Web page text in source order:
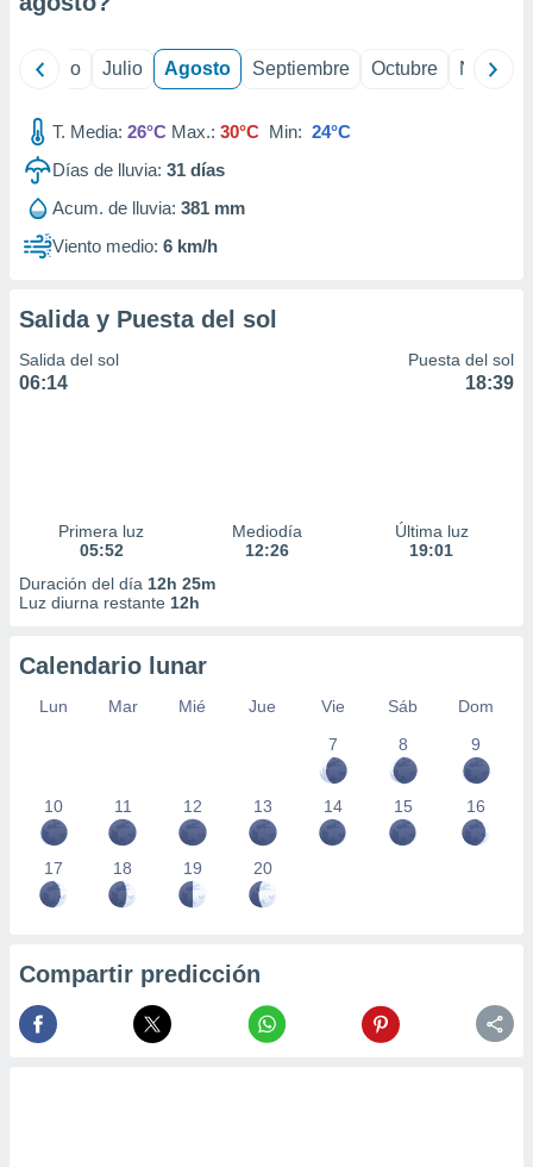
mediante
publicidad
publicidad
1199
Junio Julio Agosto Septiembre Octubre
T. Media: 26°C Max.: 30°C Min: 24°C
Días de lluvia: 31 días
Acum. de lluvia: 381 mm
Viento medio: 6 km/h
Salida y Puesta del sol
Salida del sol
06:14
Puesta del sol
18:39
Primera luz
05:52
Mediodía
12:26
Última luz
19:01
Duración del día 12h 25m
Luz diurna restante 12h
Calendario lunar
Lun Mar Mié Jue Vie Sáb
Dom
7
8 9
10 11 12 13 14 15 16
17 18 19 20
Compartir predicción